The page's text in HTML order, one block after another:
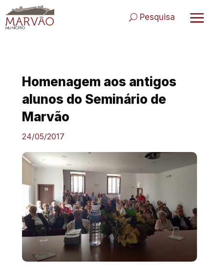
to
content
Pesquisa
Homenagem aos antigos
alunos do Seminário de
Marvão
24/05/2017